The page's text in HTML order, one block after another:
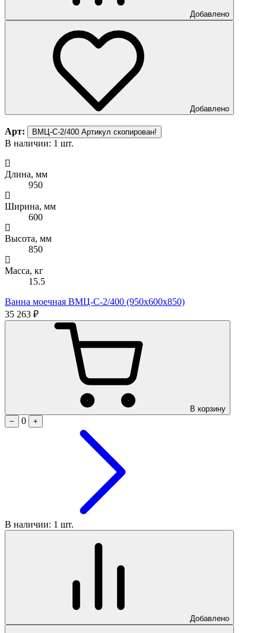
Добавлено
Добавлено
Арт: ВМЦ-С-2/400 Артикул скопирован!
В наличии: 1 шт.
Длина, мм
950
Ширина, мм
600
Высота, мм
850
Масса, кг
15.5
Ванна моечная ВМЦ-С-2/400 (950х600х850)
35 263 ₽
В корзину
−
0 +
В наличии: 1 шт.
Добавлено